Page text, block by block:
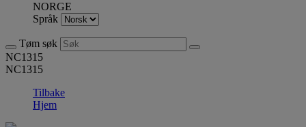
NORGE
Språk
Tøm søk
NC1315
NC1315
Tilbake
Hjem